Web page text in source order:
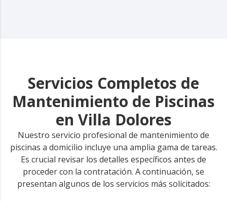
Servicios Completos de
Mantenimiento de Piscinas
en Villa Dolores
Nuestro servicio profesional de mantenimiento de
piscinas a domicilio incluye una amplia gama de tareas.
Es crucial revisar los detalles específicos antes de
proceder con la contratación. A continuación, se
presentan algunos de los servicios más solicitados: